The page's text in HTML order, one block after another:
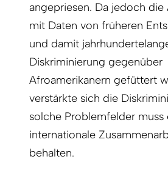
angepriesen. Da jedoch
mit Daten von früheren
und damit
Diskriminierung gegenüber
Afroamerikanern gefüttert
verstärkte sich die
solche Problemfelder muss
internationale
behalten.